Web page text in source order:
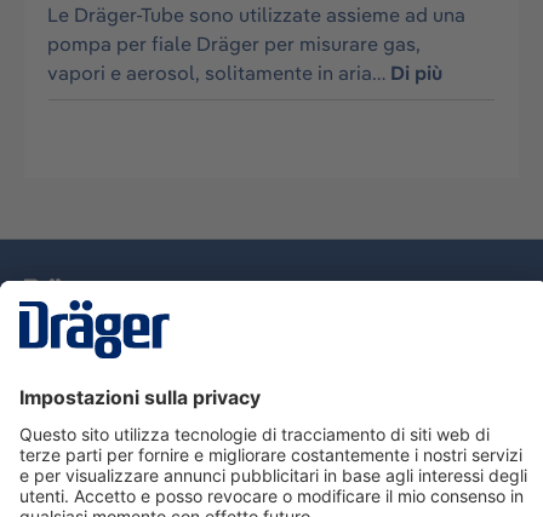
Le Dräger-Tube sono utilizzate assieme ad una
pompa per fiale Dräger per misurare gas,
vapori e aerosol, solitamente in aria… Di più
Assistenza
Informazioni su Dräger
Informazioni